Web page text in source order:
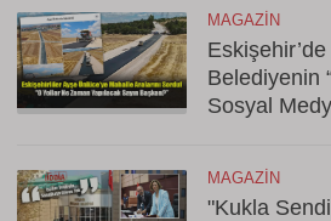
MAGAZIN
Belediyenin
Sosyal
MAGAZIN
"Kukla